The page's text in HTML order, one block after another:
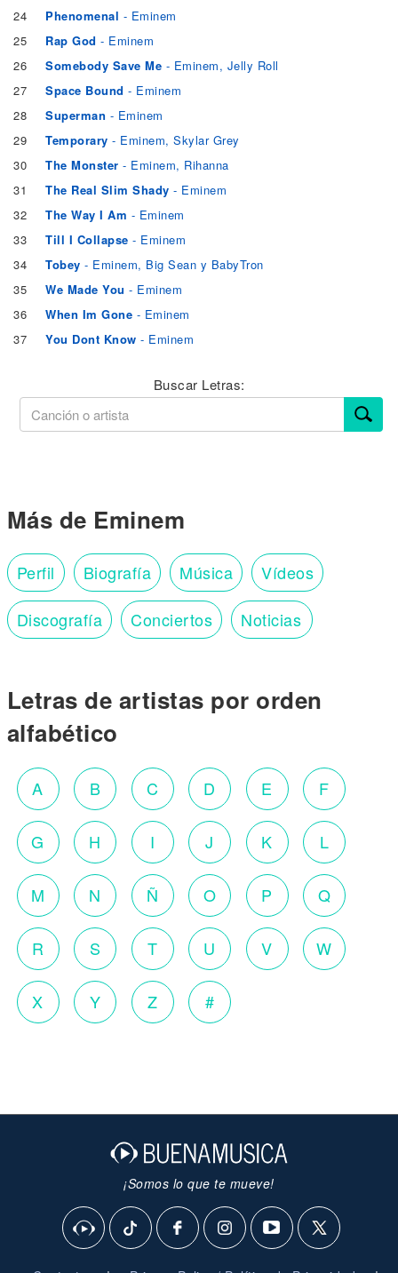
24
Phenomenal - Eminem
25
Rap God - Eminem
26
Somebody Save Me - Eminem, Jelly Roll
27
Space Bound - Eminem
28
Superman - Eminem
29
Temporary - Eminem, Skylar Grey
30
The Monster - Eminem, Rihanna
31
The Real Slim Shady - Eminem
32
The Way I Am - Eminem
33
Till I Collapse - Eminem
34
Tobey - Eminem, Big Sean y BabyTron
35
We Made You - Eminem
36
When Im Gone - Eminem
37
You Dont Know - Eminem
Buscar Letras:
Más de Eminem
Perfil Biografía Música Vídeos
Discografía Conciertos Noticias
Letras de artistas por orden
alfabético
A B C D E F
G H I J K L
M N Ñ O P Q
R S T U V W
X Y Z #
¡Somos lo que te mueve!